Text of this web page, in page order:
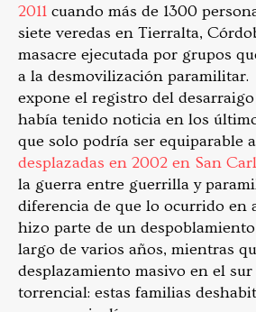
2011 cuando más de 1300
siete veredas en Tierralta,
masacre ejecutada por grupos
a la desmovilización
expone el registro del
había tenido noticia en los
que solo podría ser equiparable
desplazadas en 2002 en San
la guerra entre guerrilla y
diferencia de que lo ocurrido en
hizo parte de un
largo de varios años, mientras
desplazamiento masivo en el
torrencial: estas familias